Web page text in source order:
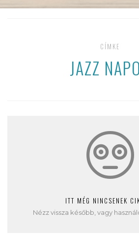
CÍMKE
JAZZ
ITT MÉG NINCSENEK
Nézz vissza később, vagy